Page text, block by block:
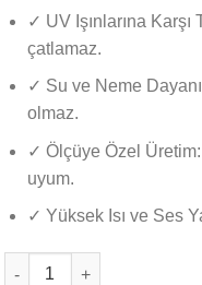
✓ UV Işınlarına
çatlamaz.
✓ Su ve Neme
olmaz.
✓ Ölçüye Özel
uyum.
✓ Yüksek Isı ve Ses
Kompakt Villa Kapısı RgS